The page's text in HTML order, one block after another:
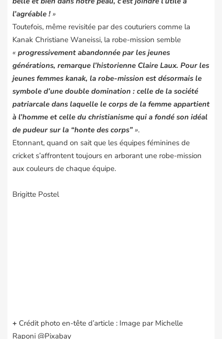
l’agréable ! »
Toutefois, même revisitée par des couturiers comme la
Kanak Christiane Waneissi, la robe-mission semble
« progressivement abandonnée par les jeunes
générations, remarque l’historienne Claire Laux. Pour les
jeunes femmes kanak, la robe-mission est désormais le
symbole d’une double domination : celle de la société
patriarcale dans laquelle le corps de la femme appartient
à l’homme et celle du christianisme qui a fondé son idéal
de pudeur sur la “honte des corps” ».
Etonnant, quand on sait que les équipes féminines de
cricket s’affrontent toujours en arborant une robe-mission
aux couleurs de chaque équipe.
Brigitte Postel
+ Crédit photo en-tête d’article : Image par Michelle
Raponi @Pixabay